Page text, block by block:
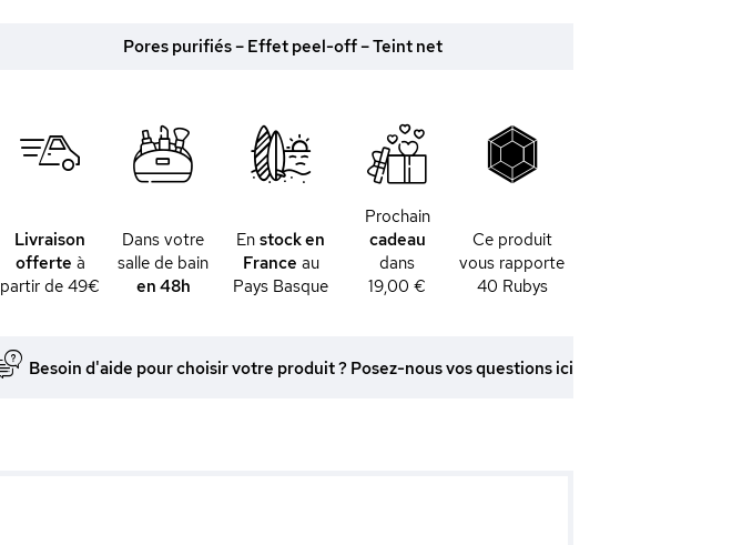
Pores purifiés – Effet peel-off – Teint net
Livraison
offerte à
partir de 49€
Dans votre
salle de bain
en 48h
Enstock en
France au
Pays Basque
Prochain
cadeau
dans
19,00 €
Ce produit
vous rapporte
40 Rubys
Besoin d'aide pour choisir votre produit ? Posez-nous vos questions ici